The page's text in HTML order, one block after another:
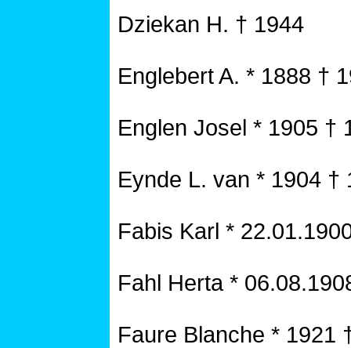
Dziekan H. † 1944
Englebert A. * 1888 †
Englen Josel * 1905 †
Eynde L. van * 1904 †
Fabis Karl *
Fahl Herta *
Faure Blanche * 1921